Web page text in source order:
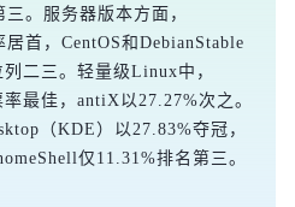
。服务器版本方面，
首，CentOS和DebianStable
二三。轻量级Linux中，
最佳，antiX以27.27%次之。
（KDE）以27.83%夺冠，
仅11.31%排名第三。